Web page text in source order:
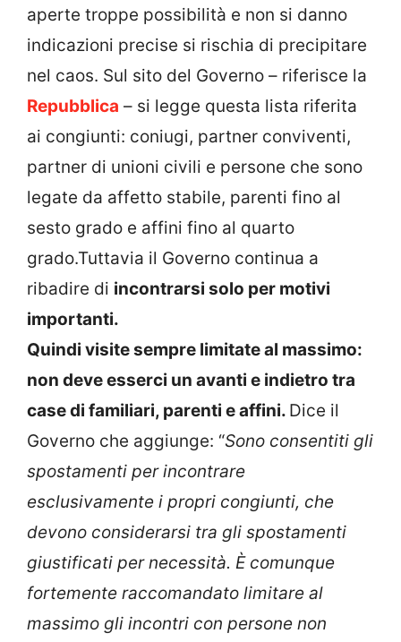
aperte troppe possibilità e non si danno
indicazioni precise si rischia di precipitare
nel caos. Sul sito del Governo – riferisce la
Repubblica – si legge questa lista riferita
ai congiunti: coniugi, partner conviventi,
partner di unioni civili e persone che sono
legate da affetto stabile, parenti fino al
sesto grado e affini fino al quarto
grado.Tuttavia il Governo continua a
ribadire di incontrarsi solo per motivi
importanti.
Quindi visite sempre limitate al massimo:
non deve esserci un avanti e indietro tra
case di familiari, parenti e affini. Dice il
Governo che aggiunge: “Sono consentiti gli
spostamenti per incontrare
esclusivamente i propri congiunti, che
devono considerarsi tra gli spostamenti
giustificati per necessità. È comunque
fortemente raccomandato limitare al
massimo gli incontri con persone non